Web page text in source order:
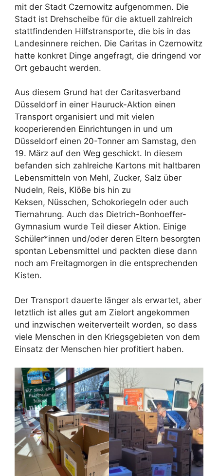
mit der Stadt Czernowitz aufgenommen. Die
Stadt ist Drehscheibe für die aktuell zahlreich
stattfindenden Hilfstransporte, die bis in das
Landesinnere reichen. Die Caritas in Czernowitz
hatte konkret Dinge angefragt, die dringend vor
Ort gebaucht werden.
Aus diesem Grund hat der Caritasverband
Düsseldorf in einer Hauruck-Aktion einen
Transport organisiert und mit vielen
kooperierenden Einrichtungen in und um
Düsseldorf einen 20-Tonner am Samstag, den
19. März auf den Weg geschickt. In diesem
befanden sich zahlreiche Kartons mit haltbaren
Lebensmitteln von Mehl, Zucker, Salz über
Nudeln, Reis, Klöße bis hin zu
Keksen, Nüsschen, Schokoriegeln oder auch
Tiernahrung. Auch das Dietrich-Bonhoeffer-
Gymnasium wurde Teil dieser Aktion. Einige
Schüler*innen und/oder deren Eltern besorgten
spontan Lebensmittel und packten diese dann
noch am Freitagmorgen in die entsprechenden
Kisten.
Der Transport dauerte länger als erwartet, aber
letztlich ist alles gut am Zielort angekommen
und inzwischen weiterverteilt worden, so dass
viele Menschen in den Kriegsgebieten von dem
Einsatz der Menschen hier profitiert haben.